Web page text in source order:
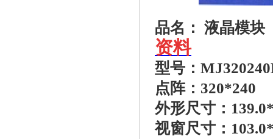
品名
资料
型号：
点阵：320*240
外形尺寸：
视窗尺寸：